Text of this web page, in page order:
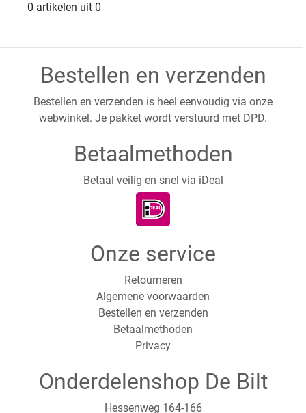
0 artikelen uit 0
Bestellen en verzenden
Bestellen en verzenden is heel eenvoudig via onze
webwinkel. Je pakket wordt verstuurd met DPD.
Betaalmethoden
Betaal veilig en snel via iDeal
Onze service
Retourneren
Algemene voorwaarden
Bestellen en verzenden
Betaalmethoden
Privacy
Onderdelenshop De Bilt
Hessenweg 164-166